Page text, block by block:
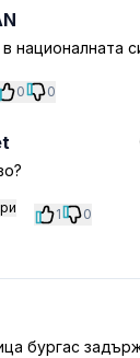
националната
0 0
1 0
бургас